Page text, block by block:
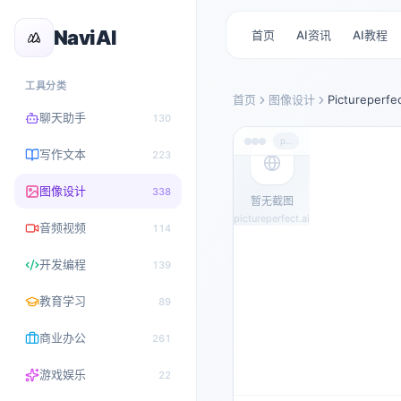
NaviAI
工具分类
聊天助手 130
写作文本 223
图像设计 338
音频视频 114
开发编程 139
教育学习 89
商业办公 261
游戏娱乐 22
首页 AI资讯 AI教程
首页 图像设计
暂无截图
pictureperfect.ai